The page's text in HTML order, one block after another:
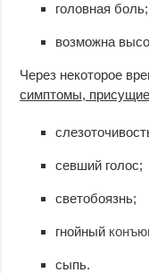
головная боль;
возможна
Через некоторое
симптомы,
севший голос;
светобоязнь;
гнойный
сыпь.